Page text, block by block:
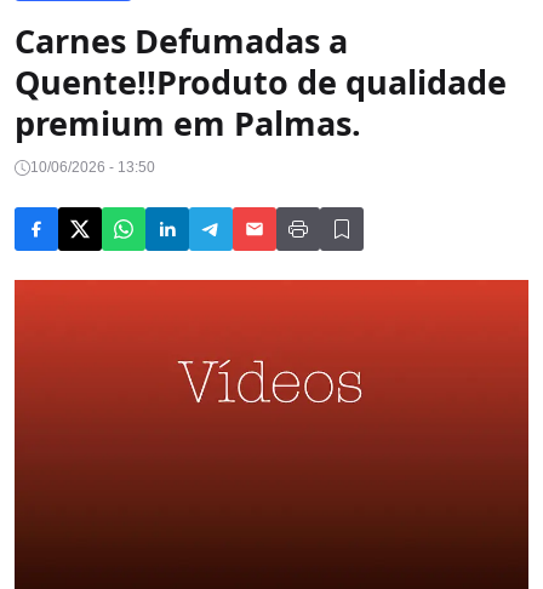
Carnes Defumadas a
Quente!!Produto de qualidade
premium em Palmas.
10/06/2026 - 13:50